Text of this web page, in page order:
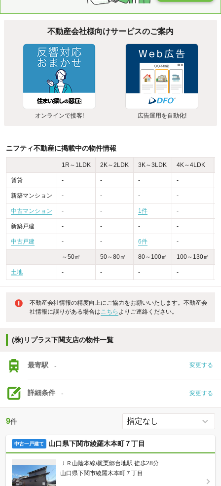
不動産会社様向けサービスのご案内
オンラインで接客! 広告運用を自動化!
ニフティ不動産に掲載中の物件情報
1R～1LDK 2K～2LDK 3K～3LDK 4K～4LDK
賃貸 - - - -
新築マンション - - - -
中古マンション - - 1件 -
新築戸建 - - - -
中古戸建 - - 6件 -
～50㎡ 50～80㎡ 80～100㎡ 100～130㎡
土地 - - - -
不動産会社情報の精度向上にご協力をお願いいたします。不動産会
社情報に誤りがある場合はこちら よりご連絡ください。
(株)リプラス下関支店の物件一覧
最寄駅 - 変更する
詳細条件 - 変更する
9件
中古一戸建て 山口県下関市綾羅木本町７丁目
ＪＲ山陰本線/梶栗郷台地駅 徒歩28分
山口県下関市綾羅木本町７丁目